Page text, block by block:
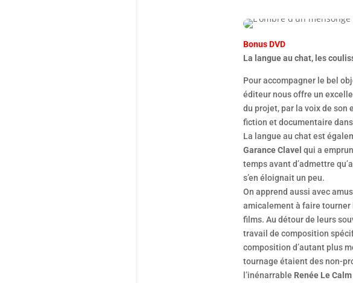
Bonus DVD
La langue au chat, les
Pour accompagner le bel
éditeur nous offre un
du projet, par la voix de
fiction et documentaire
La langue au chat est
Garance Clavel qui a
temps avant d’admettre
s’en éloignait un peu.
On apprend aussi avec
amicalement à faire tourner
films. Au détour de leurs
travail de composition
composition d’autant plus
tournage étaient des non-
l’inénarrable Renée Le Calm